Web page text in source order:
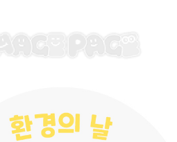
구, 에코, 환경과생활, 지구와환경, 환경보호, 환